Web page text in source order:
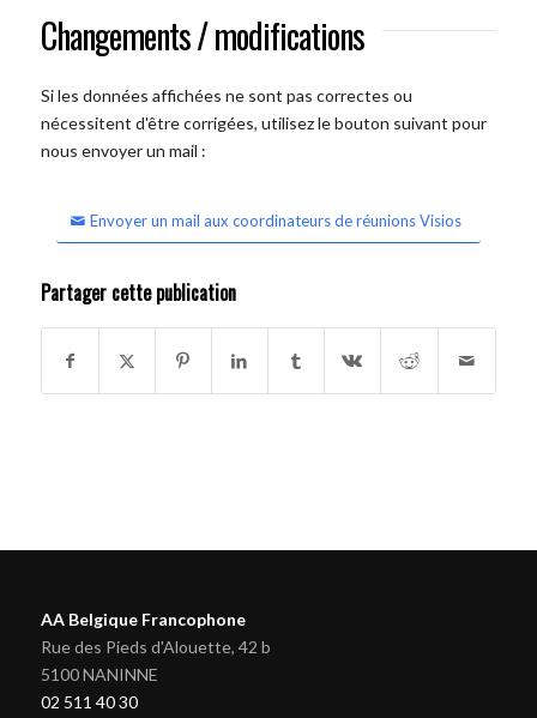
Changements / modifications
Si les données affichées ne sont pas correctes ou
nécessitent d'être corrigées, utilisez le bouton suivant pour
nous envoyer un mail :
Envoyer un mail aux coordinateurs de réunions Visios
Partager cette publication
AA Belgique Francophone
Rue des Pieds d'Alouette, 42 b
5100 NANINNE
02 511 40 30